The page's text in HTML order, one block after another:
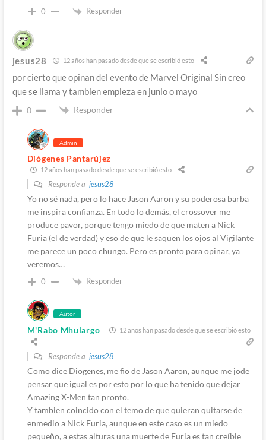
0 Responder
jesus28 12 años han pasado desde que se escribió esto
por cierto que opinan del evento de Marvel Original Sin creo
que se llama y tambien empieza en junio o mayo
0 Responder
Admin
Diógenes Pantarújez
12 años han pasado desde que se escribió esto
Responde a jesus28
Yo no sé nada, pero lo hace Jason Aaron y su poderosa barba
me inspira confianza. En todo lo demás, el crossover me
produce pavor, porque tengo miedo de que maten a Nick
Furia (el de verdad) y eso de que le saquen los ojos al Vigilante
me parece un poco chungo. Pero es pronto para opinar, ya
veremos…
0 Responder
Autor
M'Rabo Mhulargo 12 años han pasado desde que se escribió esto
Responde a jesus28
Como dice Diogenes, me fio de Jason Aaron, aunque me jode
pensar que igual es por esto por lo que ha tenido que dejar
Amazing X-Men tan pronto.
Y tambien coincido con el temo de que quieran quitarse de
enmedio a Nick Furia, aunque en este caso es un miedo
pequeño, a estas alturas una muerte de Furia es tan creíble